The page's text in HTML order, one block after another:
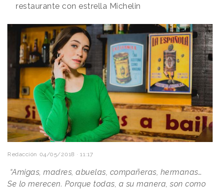
restaurante con estrella Michelin
Redacción 04/05/2018 · 11:17
“Amigas, madres, abuelas, compañeras, hermanas…
Se lo merecen. Porque todas, a su manera, son como